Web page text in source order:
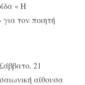
« Η
τον ποιητή
21
αίθουσα